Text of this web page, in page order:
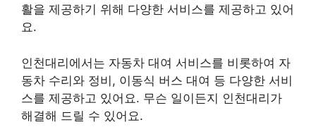
활을 제공하기 위해 다양한 서비스를 제공하고 있어
요.
인천대리에서는 자동차 대여 서비스를 비롯하여 자
동차 수리와 정비, 이동식 버스 대여 등 다양한 서비
스를 제공하고 있어요. 무슨 일이든지 인천대리가
해결해 드릴 수 있어요.